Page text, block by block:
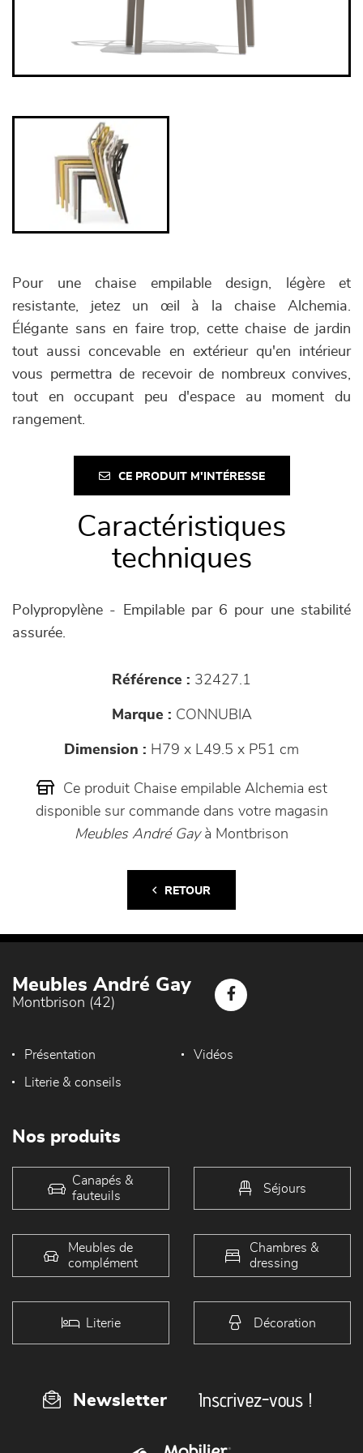
Pour une chaise empilable design, légère et
resistante, jetez un œil à la chaise Alchemia.
Élégante sans en faire trop, cette chaise de jardin
tout aussi concevable en extérieur qu'en intérieur
vous permettra de recevoir de nombreux convives,
tout en occupant peu d'espace au moment du
rangement.
CE PRODUIT M'INTÉRESSE
Caractéristiques
techniques
Polypropylène - Empilable par 6 pour une stabilité
assurée.
Référence : 32427.1
Marque : CONNUBIA
Dimension : H79 x L49.5 x P51 cm
Ce produit Chaise empilable Alchemia est
disponible sur commande dans votre magasin
Meubles André Gayà Montbrison
RETOUR
Meubles André Gay
Montbrison (42)
Présentation Vidéos
Literie & conseils
Nos produits
Canapés &
fauteuils
Séjours
Meubles de
complément
Chambres &
dressing
Literie Décoration
Newsletter Inscrivez-vous !